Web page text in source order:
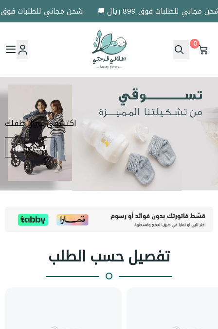
🚚 شحن مجاني للطلبات فوق 🚚 شحن مجاني للطلبات فوق 899 ريال
اطفالي فرحتي
0
اكتشفي جمال طفلك
تسوق الآن
تفصيل حسب الطلب